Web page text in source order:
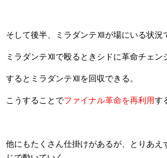
そして後半、ミラダンテⅫが場にいる状況
ミラダンテⅫで殴るときシドに革命チェン
するとミラダンテⅫを回収できる。
こうすることでファイナル革命を再利用す
他にもたくさん仕掛けがあるが、とりあえ